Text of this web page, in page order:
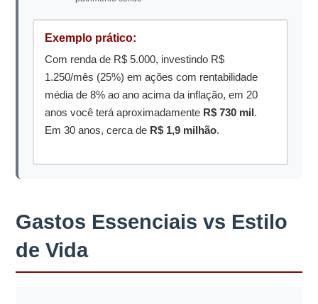
Exemplo prático:
Com renda de R$ 5.000, investindo R$
1.250/mês (25%) em ações com rentabilidade
média de 8% ao ano acima da inflação, em 20
anos você terá aproximadamente R$ 730 mil.
Em 30 anos, cerca de R$ 1,9 milhão.
Gastos Essenciais vs Estilo
de Vida